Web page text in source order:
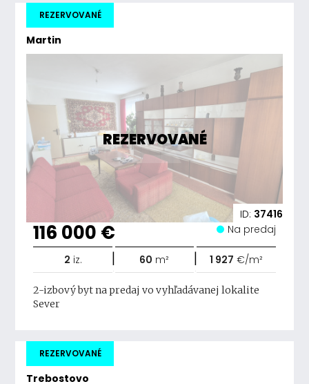
Martin
REZERVOVANÉ
REZERVOVANÉ
ID: 37416
116 000 € Na predaj
2 iz. | 60 m² | 1 927 €/m²
2-izbový byt na predaj vo vyhľadávanej lokalite
Sever
Trebostovo
REZERVOVANÉ